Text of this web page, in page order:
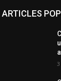
ARTICLES